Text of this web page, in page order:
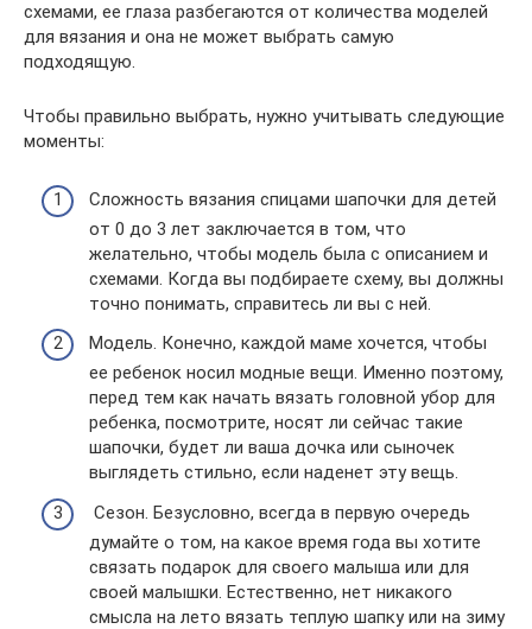
схемами, ее глаза разбегаются от количества моделей
для вязания и она не может выбрать самую
подходящую.
Чтобы правильно выбрать, нужно учитывать следующие
моменты:
Сложность вязания спицами шапочки для детей
от 0 до 3 лет заключается в том, что
желательно, чтобы модель была с описанием и
схемами. Когда вы подбираете схему, вы должны
точно понимать, справитесь ли вы с ней.
Модель. Конечно, каждой маме хочется, чтобы
ее ребенок носил модные вещи. Именно поэтому,
перед тем как начать вязать головной убор для
ребенка, посмотрите, носят ли сейчас такие
шапочки, будет ли ваша дочка или сыночек
выглядеть стильно, если наденет эту вещь.
Сезон. Безусловно, всегда в первую очередь
думайте о том, на какое время года вы хотите
связать подарок для своего малыша или для
своей малышки. Естественно, нет никакого
смысла на лето вязать теплую шапку или на зиму